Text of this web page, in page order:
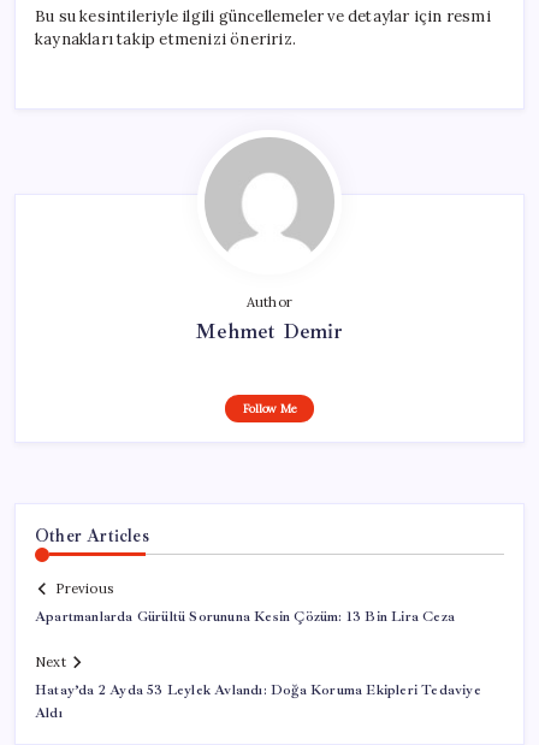
Bu su kesintileriyle ilgili güncellemeler ve detaylar için resmi
kaynakları takip etmenizi öneririz.
Author
Mehmet Demir
Follow Me
Other Articles
Previous
Apartmanlarda Gürültü Sorununa Kesin Çözüm: 13 Bin Lira Ceza
Next
Hatay’da 2 Ayda 53 Leylek Avlandı: Doğa Koruma Ekipleri Tedaviye
Aldı